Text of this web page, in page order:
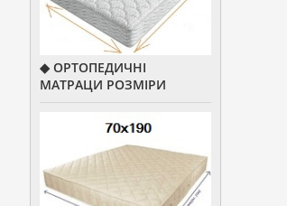
◆ ОРТОПЕДИЧНІ
МАТРАЦИ РОЗМІРИ